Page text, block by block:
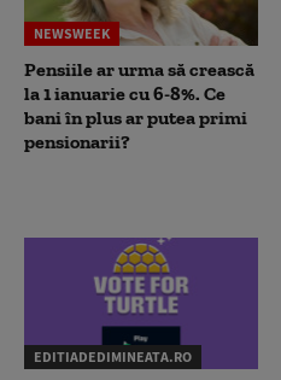
NEWSWEEK
Pensiile ar urma să crească
la 1 ianuarie cu 6-8%. Ce
bani în plus ar putea primi
pensionarii?
EDITIADEDIMINEATA.RO